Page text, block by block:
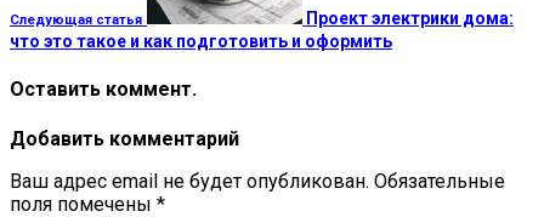
Следующая статья
Проект электрики дома:
что это такое и как подготовить и оформить
Оставить коммент.
Добавить комментарий
Ваш адрес email не будет опубликован. Обязательные
поля помечены *